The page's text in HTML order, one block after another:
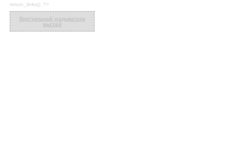
return_links(); ?>
Виртуальный угадыватель
мыслей